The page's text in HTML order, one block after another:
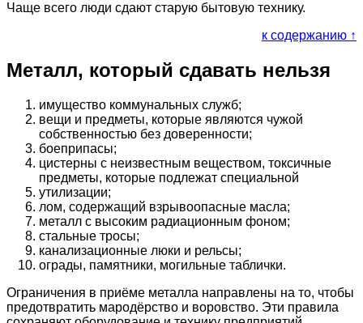
Чаще всего люди сдают старую бытовую технику.
к содержанию ↑
Металл, который сдавать нельзя
имущество коммунальных служб;
вещи и предметы, которые являются чужой
собственностью без доверенности;
боеприпасы;
цистерны с неизвестным веществом, токсичные
предметы, которые подлежат специальной
утилизации;
лом, содержащий взрывоопасные масла;
металл с высоким радиационным фоном;
стальные тросы;
канализационные люки и рельсы;
ограды, памятники, могильные таблички.
Ограничения в приёме металла направлены на то, чтобы
предотвратить мародёрство и воровство. Эти правила